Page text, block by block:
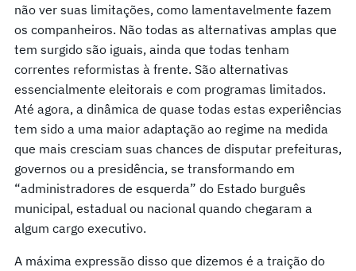
não ver suas limitações, como lamentavelmente fazem
os companheiros. Não todas as alternativas amplas que
tem surgido são iguais, ainda que todas tenham
correntes reformistas à frente. São alternativas
essencialmente eleitorais e com programas limitados.
Até agora, a dinâmica de quase todas estas experiências
tem sido a uma maior adaptação ao regime na medida
que mais cresciam suas chances de disputar prefeituras,
governos ou a presidência, se transformando em
“administradores de esquerda” do Estado burguês
municipal, estadual ou nacional quando chegaram a
algum cargo executivo.
A máxima expressão disso que dizemos é a traição do